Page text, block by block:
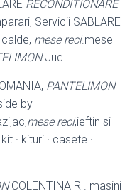
RECONDITIONARE
Servicii SABLARE
mese reci.mese
Jud.
PANTELIMON
by
mese reci,ieftin si
· kituri · casete ·
COLENTINA R . masini